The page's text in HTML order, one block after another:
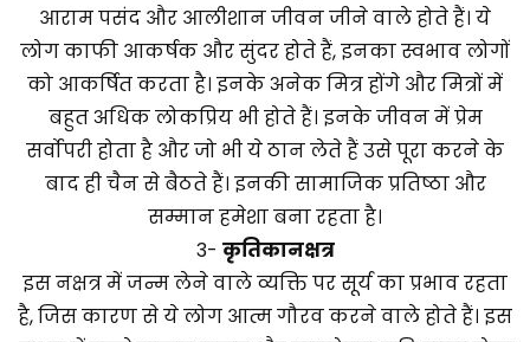
आराम पसंद और आलीशान जीवन जीने वाले होते हैं। ये
लोग काफी आकर्षक और सुंदर होते हैं, इनका स्वभाव लोगों
को आकर्षित करता है। इनके अनेक मित्र होंगे और मित्रों में
बहुत अधिक लोकप्रिय भी होते हैं। इनके जीवन में प्रेम
सर्वोपरी होता है और जो भी ये ठान लेते हैं उसे पूरा करने के
बाद ही चैन से बैठते हैं। इनकी सामाजिक प्रतिष्ठा और
सम्मान हमेशा बना रहता है।
3- कृतिकानक्षत्र
इस नक्षत्र में जन्म लेने वाले व्यक्ति पर सूर्य का प्रभाव रहता
है, जिस कारण से ये लोग आत्म गौरव करने वाले होते हैं। इस